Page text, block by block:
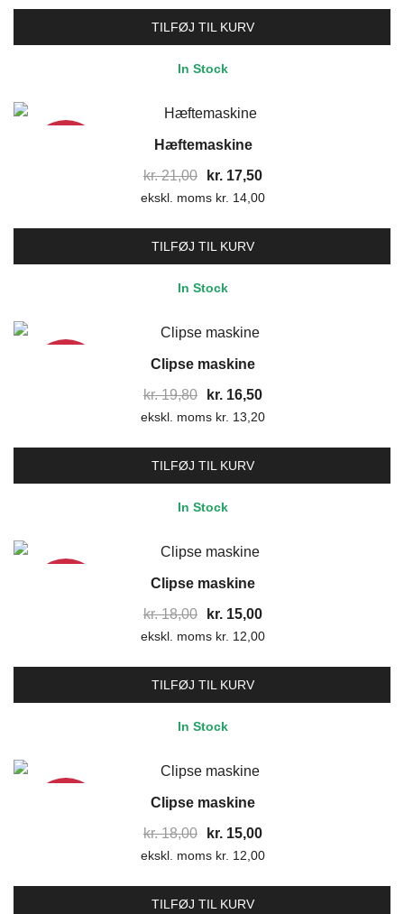
var:
kr. 7,80.
er:
kr. 6,50.
TILFØJ TIL KURV
In Stock
Hæftemaskine
kr.21,00
Den
oprindelige
var:
kr. 21,00.
kr. 17,50Den
aktuelle
kr. 17,50.
ekskl. moms kr. 14,00
TILFØJ TIL KURV
In Stock
Clipse maskine
kr.19,80
Den
oprindelige
var:
kr. 19,80.
kr. 16,50Den
aktuelle
kr. 16,50.
ekskl. moms kr. 13,20
TILFØJ TIL KURV
In Stock
Clipse maskine
kr.18,00
Den
oprindelige
var:
kr. 18,00.
kr. 15,00Den
aktuelle
kr. 15,00.
ekskl. moms kr. 12,00
TILFØJ TIL KURV
In Stock
Clipse maskine
kr.18,00
Den
oprindelige
var:
kr. 15,00Den
aktuelle
ekskl. moms kr. 12,00
TILFØJ TIL KURV